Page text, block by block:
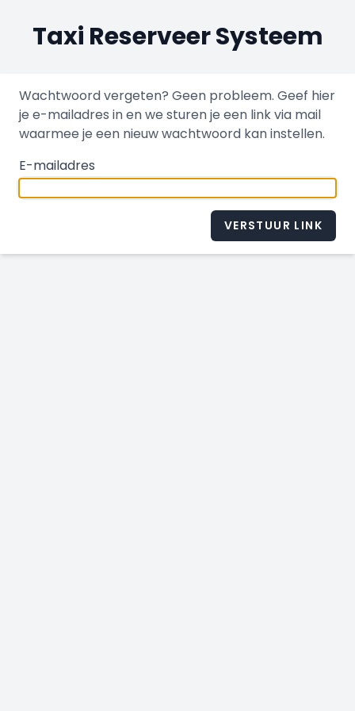
Taxi Reserveer Systeem
Wachtwoord vergeten? Geen probleem. Geef hier
je e-mailadres in en we sturen je een link via mail
waarmee je een nieuw wachtwoord kan instellen.
E-mailadres
VERSTUUR LINK